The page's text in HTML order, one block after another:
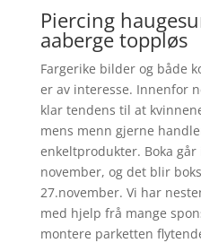
Piercing
aaberge toppløs
Fargerike bilder og både
er av interesse. Innenfor
klar tendens til at
mens menn gjerne
enkeltprodukter. Boka
november, og det blir
27.november. Vi har
med hjelp frå mange
montere parketten